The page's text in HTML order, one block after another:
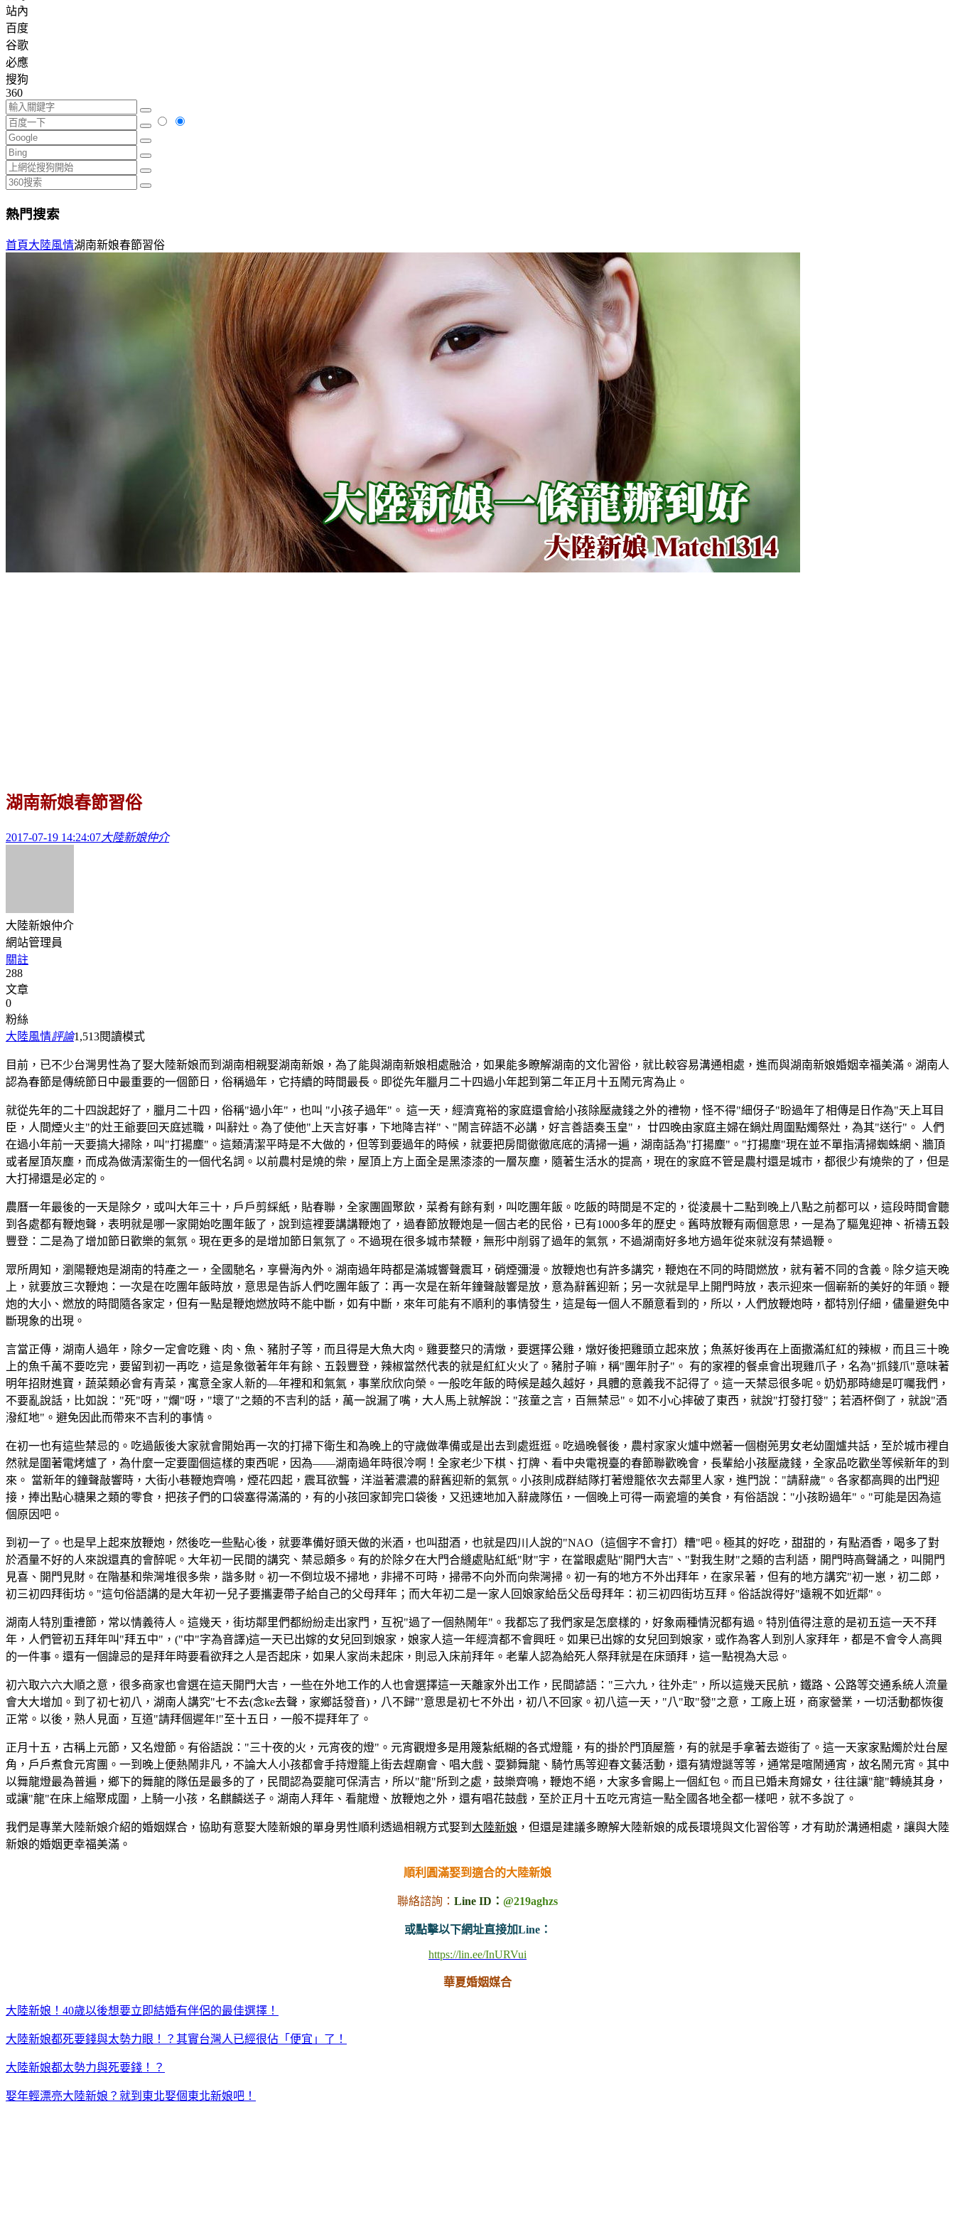
站內
百度
谷歌
必應
搜狗
360
熱門搜索
首頁大陸風情湖南新娘春節習俗
湖南新娘春節習俗
2017-07-19 14:24:07大陸新娘仲介
大陸新娘仲介
網站管理員
關註
288
文章
0
粉絲
大陸風情評論1,513閱讀模式
目前，已不少台灣男性為了娶大陸新娘而到湖南相親娶湖南新娘，為了能與湖南新娘相處融洽，如果能多瞭解湖南的文化習俗，就比較容易溝通相處，進而與湖南新娘婚姻幸福美滿。湖南人
認為春節是傳統節日中最重要的一個節日，俗稱過年，它持續的時間最長。即從先年臘月二十四過小年起到第二年正月十五鬧元宵為止。
就從先年的二十四說起好了，臘月二十四，俗稱"過小年"，也叫 "小孩子過年"。 這一天，經濟寬裕的家庭還會給小孩除壓歲錢之外的禮物，怪不得"細伢子"盼過年了相傳是日作為"天上耳目
臣，人間煙火主"的灶王爺要回天庭述職，叫辭灶。為了使他"上天言好事，下地降吉祥"、"鬧言碎語不必講，好言善語奏玉皇"， 廿四晚由家庭主婦在鍋灶周圍點燭祭灶，為其"送行"。 人們
在過小年前一天要搞大掃除，叫"打揚塵"。這類清潔平時是不大做的，但等到要過年的時候，就要把房間徹徹底底的清掃一遍，湖南話為"打揚塵"。"打揚塵"現在並不單指清掃蜘蛛網、牆頂
或者屋頂灰塵，而成為做清潔衛生的一個代名詞。以前農村是燒的柴，屋頂上方上面全是黑漆漆的一層灰塵，隨著生活水的提高，現在的家庭不管是農村還是城市，都很少有燒柴的了，但是
大打掃還是必定的。
農曆一年最後的一天是除夕，或叫大年三十，戶戶剪綵紙，貼春聯，全家團圓聚飲，菜肴有餘有剩，叫吃團年飯。吃飯的時間是不定的，從淩晨十二點到晚上八點之前都可以，這段時間會聽
到各處都有鞭炮聲，表明就是哪一家開始吃團年飯了，說到這裡要講講鞭炮了，過春節放鞭炮是一個古老的民俗，已有1000多年的歷史。舊時放鞭有兩個意思，一是為了驅鬼迎神、祈禱五穀
豐登：二是為了增加節日歡樂的氣氛。現在更多的是增加節日氣氛了。不過現在很多城市禁鞭，無形中削弱了過年的氣氛，不過湖南好多地方過年從來就沒有禁過鞭。
眾所周知，瀏陽鞭炮是湖南的特產之一，全國馳名，享譽海內外。湖南過年時都是滿城響聲震耳，硝煙彌漫。放鞭炮也有許多講究，鞭炮在不同的時間燃放，就有著不同的含義。除夕這天晚
上，就要放三次鞭炮：一次是在吃團年飯時放，意思是告訴人們吃團年飯了：再一次是在新年鐘聲敲響是放，意為辭舊迎新；另一次就是早上開門時放，表示迎來一個嶄新的美好的年頭。鞭
炮的大小、燃放的時間隨各家定，但有一點是鞭炮燃放時不能中斷，如有中斷，來年可能有不順利的事情發生，這是每一個人不願意看到的，所以，人們放鞭炮時，都特別仔細，儘量避免中
斷現象的出現。
言當正傳，湖南人過年，除夕一定會吃雞、肉、魚、豬肘子等，而且得是大魚大肉。雞要整只的清燉，要選擇公雞，燉好後把雞頭立起來放；魚蒸好後再在上面撒滿紅紅的辣椒，而且三十晚
上的魚千萬不要吃完，要留到初一再吃，這是象徵著年年有餘、五穀豐登，辣椒當然代表的就是紅紅火火了。豬肘子嘛，稱"團年肘子"。 有的家裡的餐桌會出現雞爪子，名為"抓錢爪"意味著
明年招財進寶，蔬菜類必會有青菜，寓意全家人新的—年裡和和氣氣，事業欣欣向榮。一般吃年飯的時候是越久越好，具體的意義我不記得了。這一天禁忌很多呢。奶奶那時總是叮囑我們，
不要亂說話，比如說："死"呀，"爛"呀，"壞了"之類的不吉利的話，萬一說漏了嘴，大人馬上就解說："孩童之言，百無禁忌"。如不小心摔破了東西，就說"打發打發"；若酒杯倒了，就說"酒
潑紅地"。避免因此而帶來不吉利的事情。
在初一也有這些禁忌的。吃過飯後大家就會開始再一次的打掃下衛生和為晚上的守歲做準備或是出去到處逛逛。吃過晚餐後，農村家家火爐中燃著一個樹蔸男女老幼圍爐共話，至於城市裡自
然就是圍著電烤爐了，為什麼一定要圍個這樣的東西呢，因為——湖南過年時很冷啊！全家老少下棋、打牌、看中央電視臺的春節聯歡晚會，長輩給小孩壓歲錢，全家品吃歡坐等候新年的到
來。 當新年的鐘聲敲響時，大街小巷鞭炮齊鳴，煙花四起，震耳欲聾，洋溢著濃濃的辭舊迎新的氣氛。小孩則成群結隊打著燈籠依次去鄰里人家，進門說："請辭歲"。各家都高興的出門迎
接，捧出點心糖果之類的零食，把孩子們的口袋塞得滿滿的，有的小孩回家卸完口袋後，又迅速地加入辭歲隊伍，一個晚上可得一兩瓷壇的美食，有俗語說："小孩盼過年"。"可能是因為這
個原因吧。
到初一了。也是早上起來放鞭炮，然後吃一些點心後，就要準備好頭天做的米酒，也叫甜酒，也就是四川人說的"NAO（這個字不會打）糟"吧。極其的好吃，甜甜的，有點酒香，喝多了對
於酒量不好的人來說還真的會醉呢。大年初一民間的講究、禁忌頗多。有的於除夕在大門合縫處貼紅紙"財"宇，在當眼處貼"開門大吉"、"對我生財"之類的吉利語，開門時高聲誦之，叫開門
見喜、開門見財。在階基和柴灣堆很多柴，諧多財。初一不倒垃圾不掃地，非掃不可時，掃帚不向外而向柴灣掃。初一有的地方不外出拜年，在家呆著，但有的地方講究"初一崽，初二郎，
初三初四拜街坊。"這句俗語講的是大年初一兒子要攜妻帶子給自己的父母拜年；而大年初二是一家人回娘家給岳父岳母拜年：初三初四街坊互拜。俗話說得好"遠親不如近鄰"。
湖南人特別重禮節，常以情義待人。這幾天，街坊鄰里們都紛紛走出家門，互祝"過了一個熱鬧年"。我都忘了我們家是怎麼樣的，好象兩種情況都有過。特別值得注意的是初五這一天不拜
年，人們管初五拜年叫"拜五中"，("中"字為音譯)這一天已出嫁的女兒回到娘家，娘家人這一年經濟都不會興旺。如果已出嫁的女兒回到娘家，或作為客人到別人家拜年，都是不會令人高興
的一件事。還有一個諱忌的是拜年時要看欲拜之人是否起床，如果人家尚未起床，則忌入床前拜年。老輩人認為給死人祭拜就是在床頭拜，這一點視為大忌。
初六取六六大順之意，很多商家也會選在這天開門大吉，一些在外地工作的人也會選擇這一天離家外出工作，民間諺語："三六九，往外走"，所以這幾天民航，鐵路、公路等交通系統人流量
會大大增加。到了初七初八，湖南人講究"七不去(念ke去聲，家鄉話發音)，八不歸"’意思是初七不外出，初八不回家。初八這一天，"八"取"發"之意，工廠上班，商家營業，一切活動都恢復
正常。以後，熟人見面，互道"請拜個遲年!"至十五日，一般不提拜年了。
正月十五，古稱上元節，又名燈節。有俗語說："三十夜的火，元宵夜的燈"。元宵觀燈多是用篾紮紙糊的各式燈籠，有的掛於門頂屋簷，有的就是手拿著去遊街了。這一天家家點燭於灶台屋
角，戶戶煮食元宵團。一到晚上便熱鬧非凡，不論大人小孩都會手持燈籠上街去趕廟會、唱大戲、耍獅舞龍、騎竹馬等迎春文藝活動，還有猜燈謎等等，通常是喧鬧通宵，故名鬧元宵。其中
以舞龍燈最為普遍，鄉下的舞龍的隊伍是最多的了，民間認為耍龍可保清吉，所以"龍"所到之處，鼓樂齊鳴，鞭炮不絕，大家多會賜上一個紅包。而且已婚未育婦女，往往讓"龍"轉繞其身，
或讓"龍"在床上縮聚成圍，上騎一小孩，名麒麟送子。湖南人拜年、看龍燈、放鞭炮之外，還有唱花鼓戲，至於正月十五吃元宵這一點全國各地全都一樣吧，就不多說了。
我們是專業大陸新娘介紹的婚姻媒合，協助有意娶大陸新娘的單身男性順利透過相親方式娶到 大陸新娘 ，但還是建議多瞭解大陸新娘的成長環境與文化習俗等，才有助於溝通相處，讓與大陸
新娘的婚姻更幸福美滿。
順利圓滿娶到適合的大陸新娘
聯絡諮詢： Line ID： @219aghzs
或點擊以下網址直接加Line：
https://lin.ee/InURVui
華夏婚姻媒合
大陸新娘！40歲以後想要立即結婚有伴侶的最佳選擇！
大陸新娘都死要錢與太勢力眼！？其實台灣人已經很佔「便宜」了！
大陸新娘都太勢力與死要錢！？
娶年輕漂亮大陸新娘？就到東北娶個東北新娘吧！